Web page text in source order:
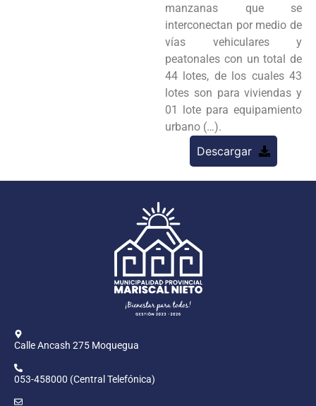
manzanas que se
interconectan por medio de
vías vehiculares y
peatonales con un total de
44 lotes, de los cuales 43
lotes son para viviendas y
01 lote para equipamiento
urbano (…).
Descargar
Calle Ancash 275 Moquegua
053-458000 (Central Telefónica)